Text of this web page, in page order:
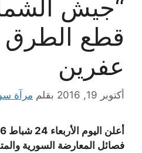
“جيش
قطع الطرق
عفرين
أكتوبر 19, 2016 بقلم مرآة
فصائل المعارضة السورية